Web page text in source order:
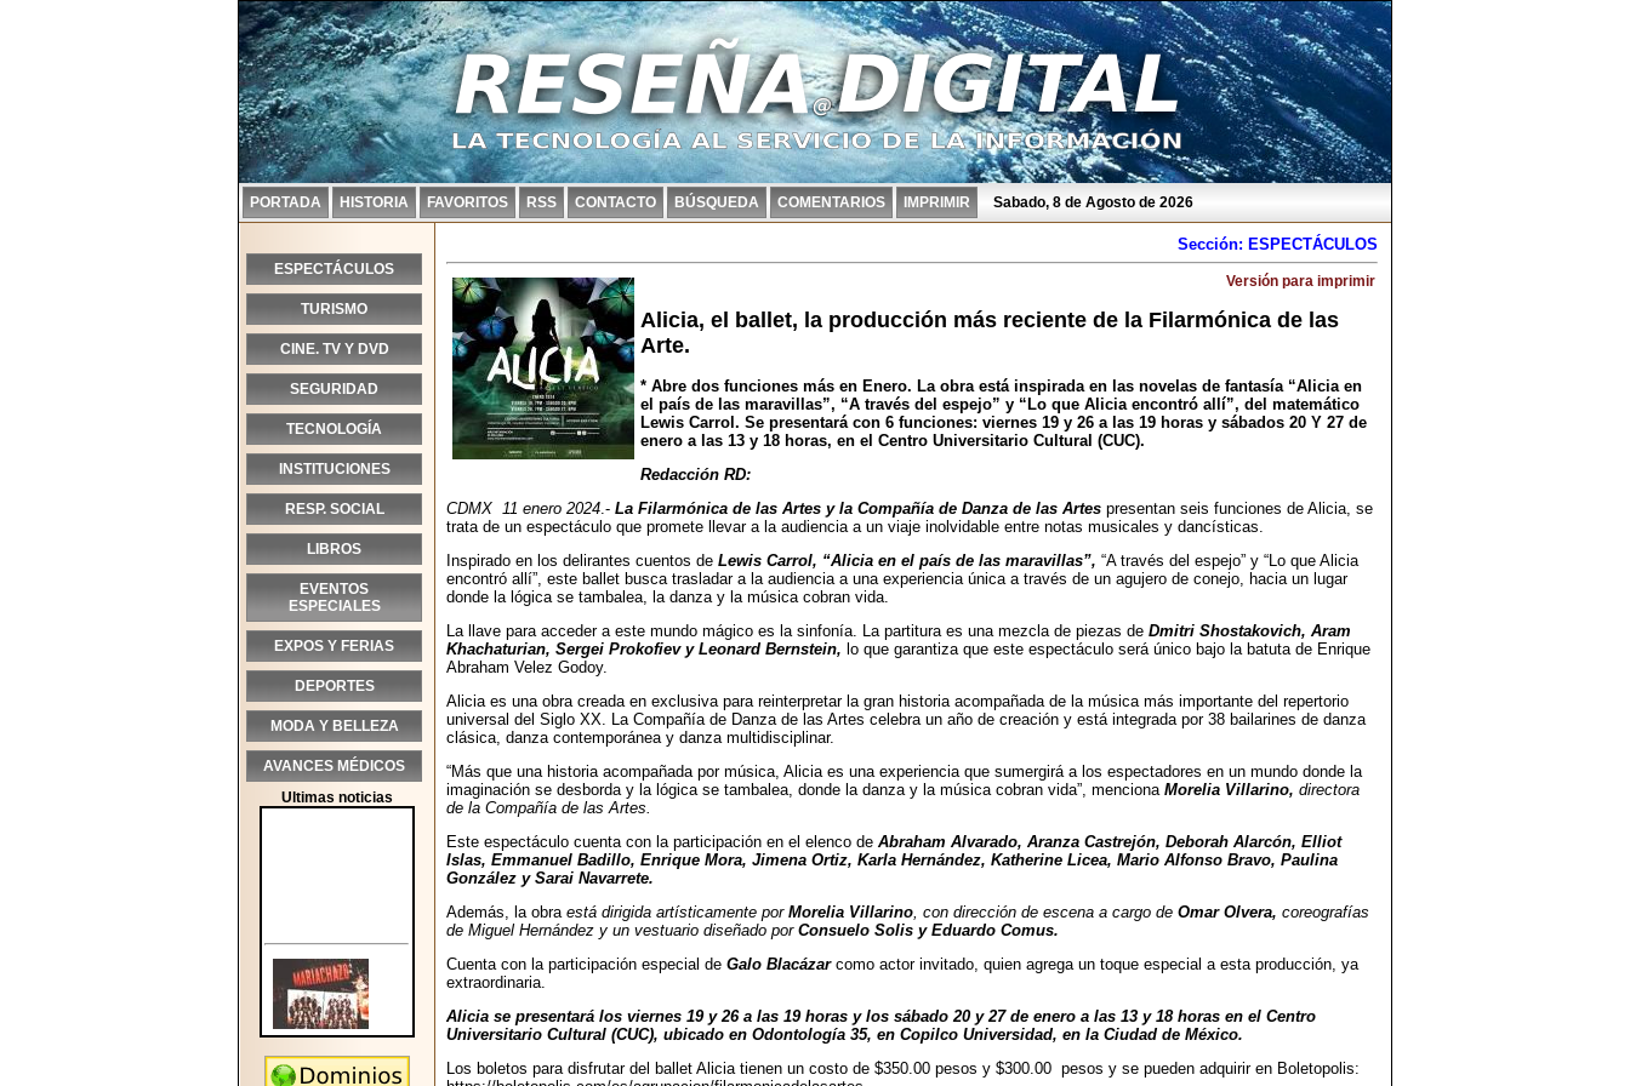
PORTADA HISTORIA FAVORITOS RSS CONTACTO BÚSQUEDA COMENTARIOS IMPRIMIR Sabado, 8 de Agosto de 2026
ESPECTÁCULOS
TURISMO
CINE. TV Y DVD
SEGURIDAD
TECNOLOGÍA
INSTITUCIONES
RESP. SOCIAL
LIBROS
EVENTOS
ESPECIALES
EXPOS Y FERIAS
DEPORTES
MODA Y BELLEZA
AVANCES MÉDICOS
Ultimas noticias
Sección: ESPECTÁCULOS
Versión para imprimir
Alicia, el ballet, la producción más reciente de la Filarmónica de las
Arte.
* Abre dos funciones más en Enero. La obra está inspirada en las novelas de fantasía “Alicia en
el país de las maravillas”, “A través del espejo” y “Lo que Alicia encontró allí”, del matemático
Lewis Carrol. Se presentará con 6 funciones: viernes 19 y 26 a las 19 horas y sábados 20 Y 27 de
enero a las 13 y 18 horas, en el Centro Universitario Cultural (CUC).
Redacción RD:
CDMX 11 enero 2024.- La Filarmónica de las Artes y la Compañía de Danza de las Artes presentan seis funciones de Alicia, se
trata de un espectáculo que promete llevar a la audiencia a un viaje inolvidable entre notas musicales y dancísticas.
Inspirado en los delirantes cuentos de Lewis Carrol, “Alicia en el país de las maravillas”, “A través del espejo” y “Lo que Alicia
encontró allí”, este ballet busca trasladar a la audiencia a una experiencia única a través de un agujero de conejo, hacia un lugar
donde la lógica se tambalea, la danza y la música cobran vida.
La llave para acceder a este mundo mágico es la sinfonía. La partitura es una mezcla de piezas de Dmitri Shostakovich, Aram
Khachaturian, Sergei Prokofiev y Leonard Bernstein, lo que garantiza que este espectáculo será único bajo la batuta de Enrique
Abraham Velez Godoy.
Alicia es una obra creada en exclusiva para reinterpretar la gran historia acompañada de la música más importante del repertorio
universal del Siglo XX. La Compañía de Danza de las Artes celebra un año de creación y está integrada por 38 bailarines de danza
clásica, danza contemporánea y danza multidisciplinar.
“Más que una historia acompañada por música, Alicia es una experiencia que sumergirá a los espectadores en un mundo donde la
imaginación se desborda y la lógica se tambalea, donde la danza y la música cobran vida”, menciona Morelia Villarino, directora
de la Compañía de las Artes.
Este espectáculo cuenta con la participación en el elenco de Abraham Alvarado, Aranza Castrejón, Deborah Alarcón, Elliot
Islas, Emmanuel Badillo, Enrique Mora, Jimena Ortiz, Karla Hernández, Katherine Licea, Mario Alfonso Bravo, Paulina
González y Sarai Navarrete.
Además, la obra está dirigida artísticamente por Morelia Villarino, con dirección de escena a cargo de Omar Olvera, coreografías
de Miguel Hernández y un vestuario diseñado por Consuelo Solis y Eduardo Comus.
Cuenta con la participación especial de Galo Blacázarcomo actor invitado, quien agrega un toque especial a esta producción, ya
extraordinaria.
Alicia se presentará los viernes 19 y 26 a las 19 horas y los sábado 20 y 27 de enero a las 13 y 18 horas en el Centro
Universitario Cultural (CUC), ubicado en Odontología 35, en Copilco Universidad, en la Ciudad de México.
Los boletos para disfrutar del ballet Alicia tienen un costo de $350.00 pesos y $300.00 pesos y se pueden adquirir en Boletopolis: